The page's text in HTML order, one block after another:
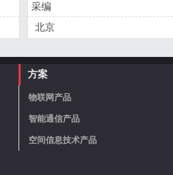
采编
北京
方案
物联网产品
智能通信产品
空间信息技术产品